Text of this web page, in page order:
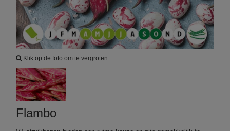
Klik op de foto om te vergroten
Flambo